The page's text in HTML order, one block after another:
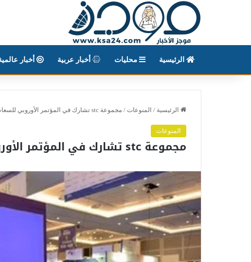
الرئيسية محليات أخبار عربية أخبار
الرئيسية / المنوعات / مجموعة stc تشارك في المؤتمر الأوروبي للسعات 2025 بـ لندن
المنوعات
مجموعة stc تشارك في المؤتمر الأوروبي للسعات 2025 بـ لندن